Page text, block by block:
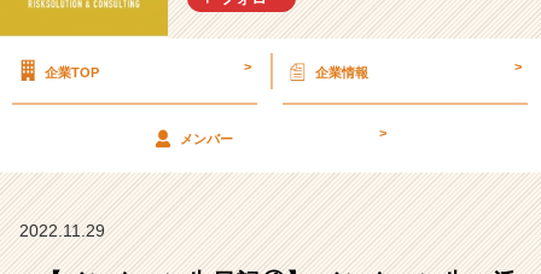
ン
ン
企業TOP > 企業情報 >
メンバー >
2022.11.29